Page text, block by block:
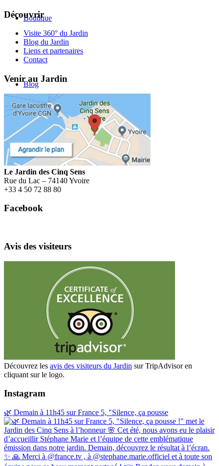
Boutique
Blog
Menu
Découvrir
Visite 360° du Jardin
Blog du Jardin
Liens et partenaires
Contact
Venir au Jardin
Le Jardin des Cinq Sens
Rue du Lac – 74140 Yvoire
+33 4 50 72 88 80
Facebook
Avis des visiteurs
Découvrez les avis des visiteurs du Jardin sur TripAdvisor en
cliquant sur le logo.
Instagram
🌿 Demain à 11h45 sur France 5, "Silence, ça pousse